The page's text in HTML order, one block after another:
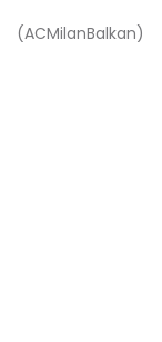
(ACMilanBalkan)